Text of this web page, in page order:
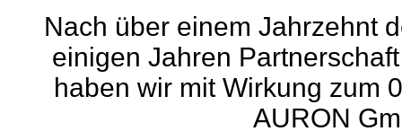
Nach über einem Jahrzehnt
einigen Jahren
haben wir mit Wirkung zum
AURON